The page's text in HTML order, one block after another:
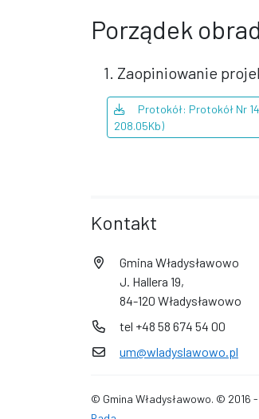
Porządek obrad
1. Zaopiniowanie
Protokół: Protokół Nr
208.05Kb)
Kontakt
Gmina Władysławowo
J. Hallera 19,
84-120 Władysławowo
tel +48 58 674 54 00
um@wladyslawowo.pl
© Gmina Władysławowo. © 2016